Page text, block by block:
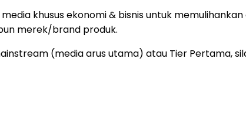
khusus ekonomi & bisnis untuk
merek/brand produk.
(media arus utama) atau Tier Pertama,